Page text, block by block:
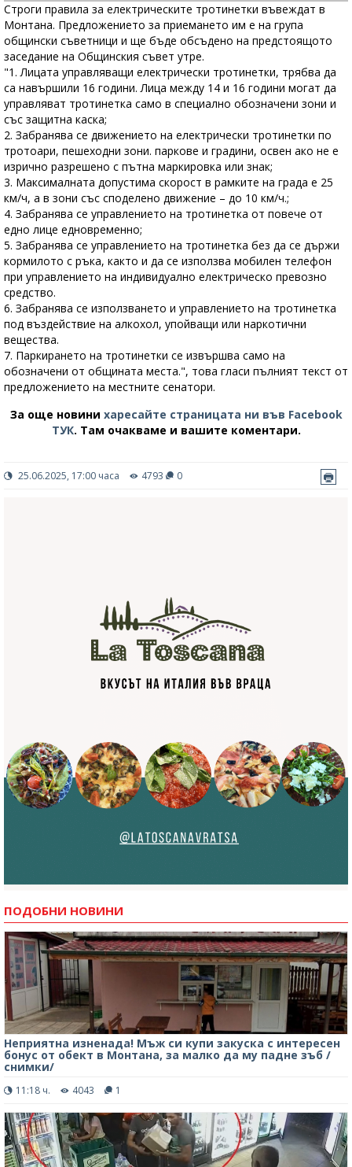
Строги правила за електрическите тротинетки въвеждат в
Монтана. Предложението за приемането им е на група
общински съветници и ще бъде обсъдено на предстоящото
заседание на Общинския съвет утре.
"1. Лицата управляващи електрически тротинетки, трябва да
са навършили 16 години. Лица между 14 и 16 години могат да
управляват тротинетка само в специално обозначени зони и
със защитна каска;
2. Забранява се движението на електрически тротинетки по
тротоари, пешеходни зони. паркове и градини, освен ако не е
изрично разрешено с пътна маркировка или знак;
3. Максималната допустима скорост в рамките на града е 25
км/ч, а в зони със споделено движение – до 10 км/ч.;
4. Забранява се управлението на тротинетка от повече от
едно лице едновременно;
5. Забранява се управлението на тротинетка без да се държи
кормилото с ръка, както и да се използва мобилен телефон
при управлението на индивидуално електрическо превозно
средство.
6. Забранява се използването и управлението на тротинетка
под въздействие на алкохол, упойващи или наркотични
вещества.
7. Паркирането на тротинетки се извършва само на
обозначени от общината места.", това гласи пълният текст от
предложението на местните сенатори.
За още новини харесайте страницата ни във Facebook
ТУК. Там очакваме и вашите коментари.
25.06.2025, 17:00 часа 4793 0
ПОДОБНИ НОВИНИ
Неприятна изненада! Мъж си купи закуска с интересен
бонус от обект в Монтана, за малко да му падне зъб /
снимки/
11:18 ч. 4043 1